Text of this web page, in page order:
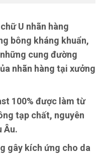
U nhãn hàng
bông kháng khuẩn,
cung đường
nhãn hàng tại xưởng
100% được làm từ
tạp chất, nguyên
Âu.
gây kích ứng cho da